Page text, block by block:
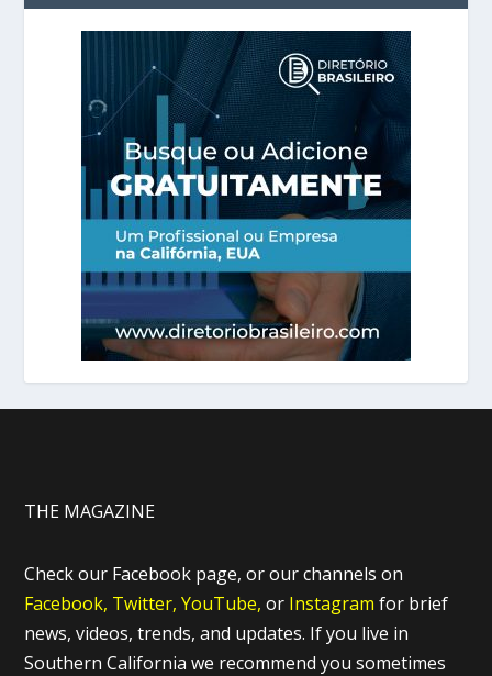
THE MAGAZINE
Check our Facebook page, or our channels on
Facebook, Twitter, YouTube, or Instagram for brief
news, videos, trends, and updates. If you live in
Southern California we recommend you sometimes